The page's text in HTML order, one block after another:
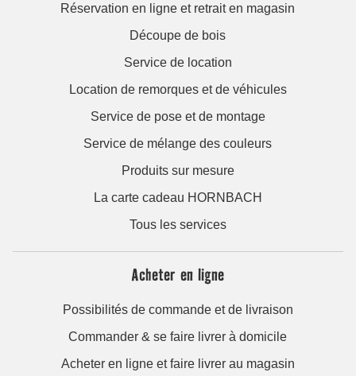
Réservation en ligne et retrait en magasin
Découpe de bois
Service de location
Location de remorques et de véhicules
Service de pose et de montage
Service de mélange des couleurs
Produits sur mesure
La carte cadeau HORNBACH
Tous les services
Acheter en ligne
Possibilités de commande et de livraison
Commander & se faire livrer à domicile
Acheter en ligne et faire livrer au magasin